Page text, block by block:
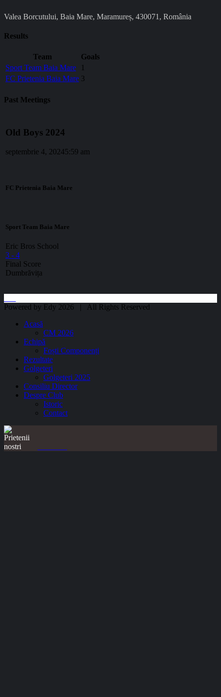
Valea Borcutului, Baia Mare, Maramureș, 430071, România
Results
Team
Goals
Sport Team Baia Mare
1
FC Prietenia Baia Mare 3
Past Meetings
Old Boys 2024
septembrie 4, 20245:59 am
FC Prietenia Baia Mare
Sport Team Baia Mare
Eric Bros School
3 - 4
Final Score
Dumbrăvița
Powered by Edy 2026 | All Rights Reserved
Acasă
CM 2026
Echipă
Foști Componenți
Rezultate
Golgeteri
Golgeteri 2025
Consiliu Director
Despre Club
Istoric
Contact